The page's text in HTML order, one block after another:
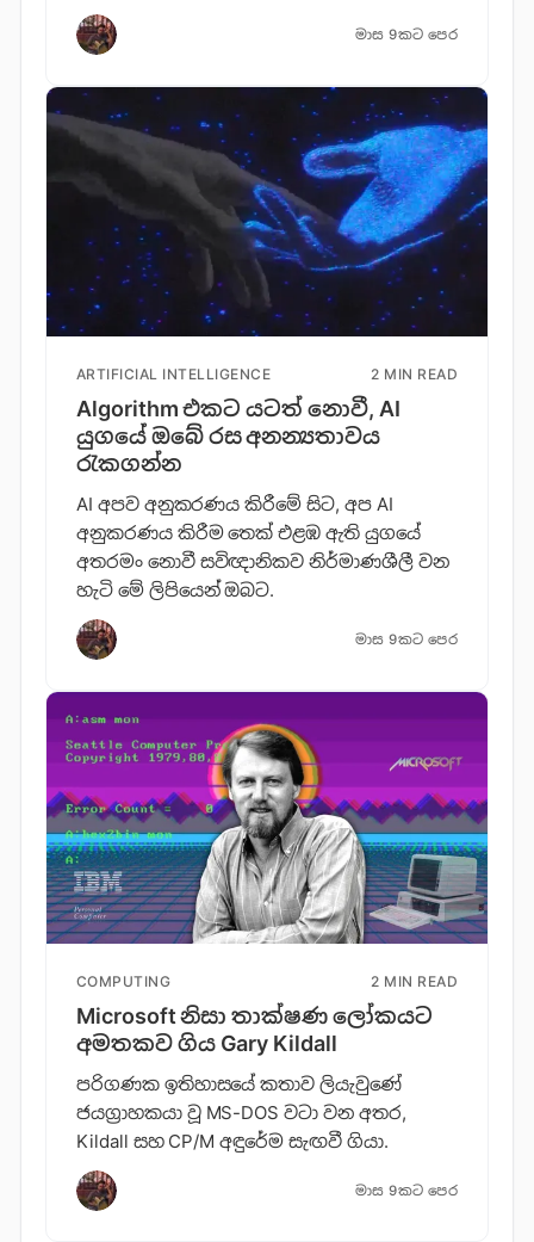
මාස 9කට පෙර
ARTIFICIAL INTELLIGENCE 2 MIN READ
Algorithm එකට යටත් නොවී, AI
යුගයේ ඔබේ රස අනන්‍යතාවය
රැකගන්න
AI අපව අනුකරණය කිරීමේ සිට, අප AI
අනුකරණය කිරීම තෙක් එළඹ ඇති යුගයේ
අතරමං නොවී සවිඥානිකව නිර්මාණශීලී වන
හැටි මේ ලිපියෙන් ඔබට.
මාස 9කට පෙර
COMPUTING 2 MIN READ
Microsoft නිසා තාක්ෂණ ලෝකයට
අමතකව ගිය Gary Kildall
පරිගණක ඉතිහාසයේ කතාව ලියැවුණේ
ජයග්‍රාහකයා වූ MS-DOS වටා වන අතර,
Kildall සහ CP/M අඳුරේම සැඟවී ගියා.
මාස 9කට පෙර